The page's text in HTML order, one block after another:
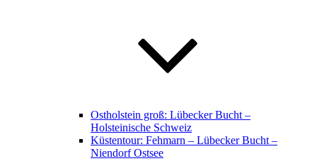
Ostholstein groß: Lübecker Bucht –
Holsteinische Schweiz
Küstentour: Fehmarn – Lübecker Bucht –
Niendorf Ostsee